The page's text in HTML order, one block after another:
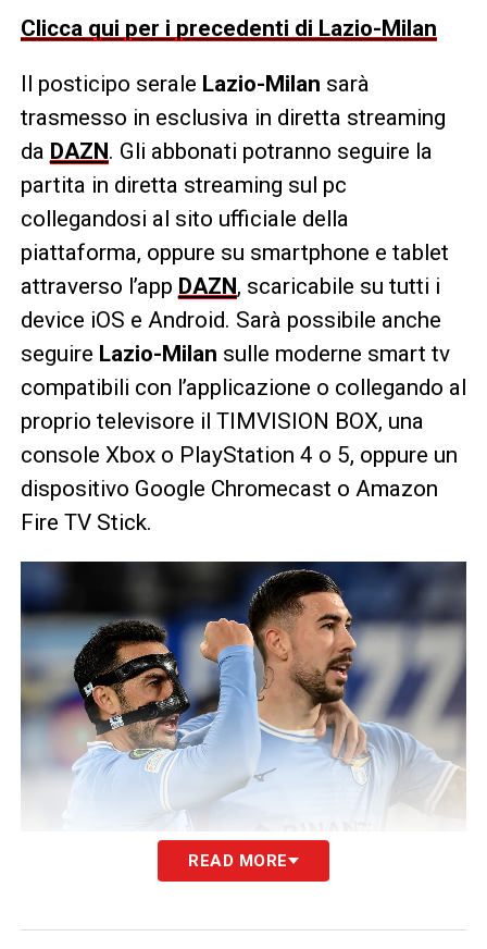
Clicca qui per i precedenti di Lazio-Milan
Il posticipo serale Lazio-Milan sarà
trasmesso in esclusiva in diretta streaming
da DAZN. Gli abbonati potranno seguire la
partita in diretta streaming sul pc
collegandosi al sito ufficiale della
piattaforma, oppure su smartphone e tablet
attraverso l’app DAZN, scaricabile su tutti i
device iOS e Android. Sarà possibile anche
seguire Lazio-Milan sulle moderne smart tv
compatibili con l’applicazione o collegando al
proprio televisore il TIMVISION BOX, una
console Xbox o PlayStation 4 o 5, oppure un
dispositivo Google Chromecast o Amazon
Fire TV Stick.
In virtù di un accordo fraDAZNe
READ MORE